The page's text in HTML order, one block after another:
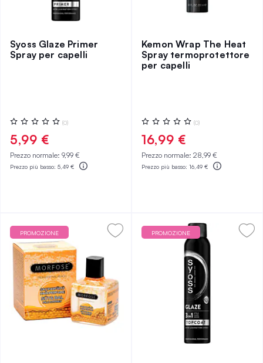
Syoss Glaze Primer
Spray per capelli
Valutazione:
0%
(0)
5,99 €
Prezzo normale: 9,99 €
Prezzo più basso: 5,49 €
Kemon Wrap The Heat
Spray termoprotettore
per capelli
Valutazione:
0%
(0)
16,99 €
Prezzo normale: 28,99 €
Prezzo più basso: 16,49 €
PROMOZIONE PROMOZIONE